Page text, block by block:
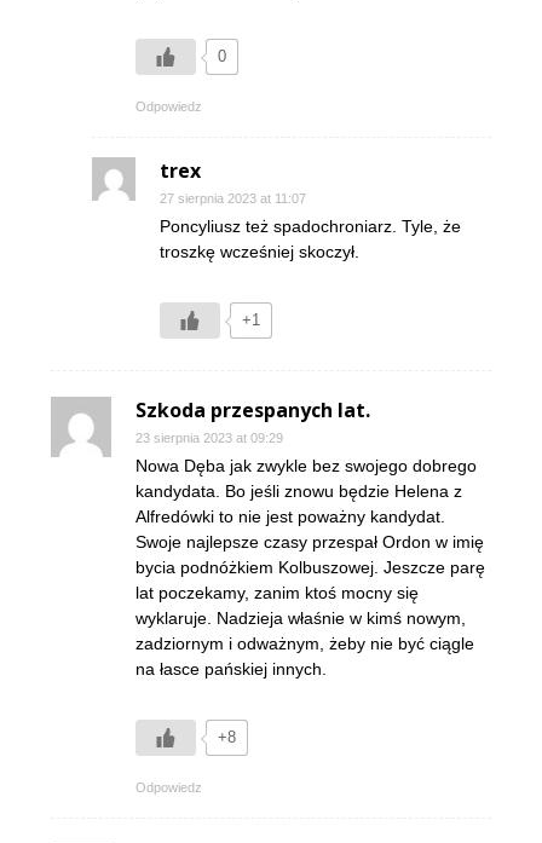
0
Odpowiedz
trex
27 sierpnia 2023 at 11:07
Poncyliusz też spadochroniarz. Tyle, że
troszkę wcześniej skoczył.
+1
Szkoda przespanych lat.
23 sierpnia 2023 at 09:29
Nowa Dęba jak zwykle bez swojego dobrego
kandydata. Bo jeśli znowu będzie Helena z
Alfredówki to nie jest poważny kandydat.
Swoje najlepsze czasy przespał Ordon w imię
bycia podnóżkiem Kolbuszowej. Jeszcze parę
lat poczekamy, zanim ktoś mocny się
wyklaruje. Nadzieja właśnie w kimś nowym,
zadziornym i odważnym, żeby nie być ciągle
na łasce pańskiej innych.
+8
Odpowiedz